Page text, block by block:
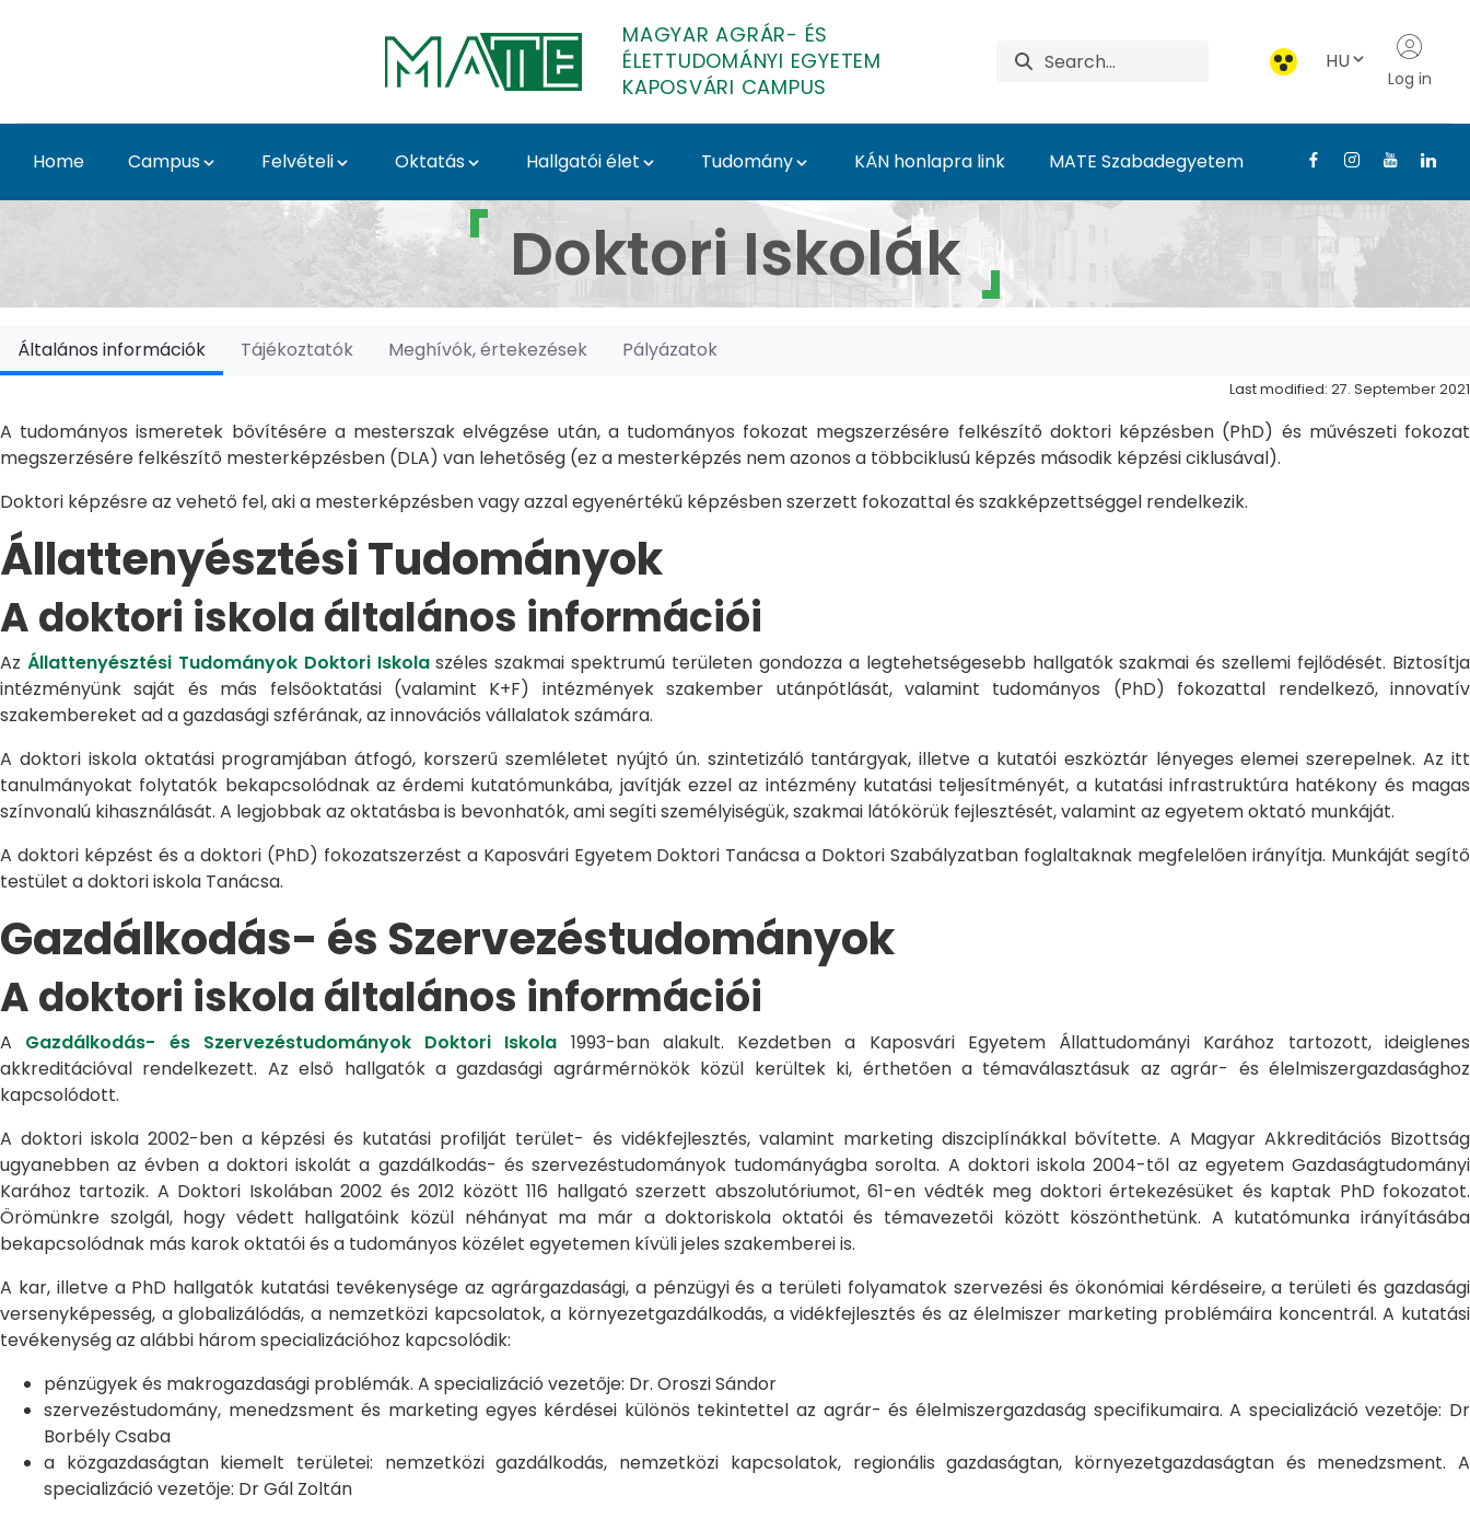
MAGYAR AGRÁR- ÉS
ÉLETTUDOMÁNYI EGYETEM
KAPOSVÁRI CAMPUS
HU
Log in
Home Campus Felvételi Oktatás Hallgatói élet Tudomány KÁN honlapra link MATE Szabadegyetem
Doktori Iskolák - Kaposvári Campus
Doktori Iskolák
Általános információk Tájékoztatók Meghívók, értekezések Pályázatok
Last modified: 27. September 2021
A tudományos ismeretek bővítésére a mesterszak elvégzése után, a tudományos fokozat megszerzésére felkészítő doktori képzésben (PhD) és művészeti fokozat
megszerzésére felkészítő mesterképzésben (DLA) van lehetőség (ez a mesterképzés nem azonos a többciklusú képzés második képzési ciklusával).
Doktori képzésre az vehető fel, aki a mesterképzésben vagy azzal egyenértékű képzésben szerzett fokozattal és szakképzettséggel rendelkezik.
Állattenyésztési Tudományok
A doktori iskola általános információi
Az Állattenyésztési Tudományok Doktori Iskolaszéles szakmai spektrumú területen gondozza a legtehetségesebb hallgatók szakmai és szellemi fejlődését. Biztosítja
intézményünk saját és más felsőoktatási (valamint K+F) intézmények szakember utánpótlását, valamint tudományos (PhD) fokozattal rendelkező, innovatív
szakembereket ad a gazdasági szférának, az innovációs vállalatok számára.
A doktori iskola oktatási programjában átfogó, korszerű szemléletet nyújtó ún. szintetizáló tantárgyak, illetve a kutatói eszköztár lényeges elemei szerepelnek. Az itt
tanulmányokat folytatók bekapcsolódnak az érdemi kutatómunkába, javítják ezzel az intézmény kutatási teljesítményét, a kutatási infrastruktúra hatékony és magas
színvonalú kihasználását. A legjobbak az oktatásba is bevonhatók, ami segíti személyiségük, szakmai látókörük fejlesztését, valamint az egyetem oktató munkáját.
A doktori képzést és a doktori (PhD) fokozatszerzést a Kaposvári Egyetem Doktori Tanácsa a Doktori Szabályzatban foglaltaknak megfelelően irányítja. Munkáját segítő
testület a doktori iskola Tanácsa.
Gazdálkodás- és Szervezéstudományok
A doktori iskola általános információi
A Gazdálkodás- és Szervezéstudományok Doktori Iskola 1993-ban alakult. Kezdetben a Kaposvári Egyetem Állattudományi Karához tartozott, ideiglenes
akkreditációval rendelkezett. Az első hallgatók a gazdasági agrármérnökök közül kerültek ki, érthetően a témaválasztásuk az agrár- és élelmiszergazdasághoz
kapcsolódott.
A doktori iskola 2002-ben a képzési és kutatási profilját terület- és vidékfejlesztés, valamint marketing diszciplínákkal bővítette. A Magyar Akkreditációs Bizottság
ugyanebben az évben a doktori iskolát a gazdálkodás- és szervezéstudományok tudományágba sorolta. A doktori iskola 2004-től az egyetem Gazdaságtudományi
Karához tartozik. A Doktori Iskolában 2002 és 2012 között 116 hallgató szerzett abszolutóriumot, 61-en védték meg doktori értekezésüket és kaptak PhD fokozatot.
Örömünkre szolgál, hogy védett hallgatóink közül néhányat ma már a doktoriskola oktatói és témavezetői között köszönthetünk. A kutatómunka irányításába
bekapcsolódnak más karok oktatói és a tudományos közélet egyetemen kívüli jeles szakemberei is.
A kar, illetve a PhD hallgatók kutatási tevékenysége az agrárgazdasági, a pénzügyi és a területi folyamatok szervezési és ökonómiai kérdéseire, a területi és gazdasági
versenyképesség, a globalizálódás, a nemzetközi kapcsolatok, a környezetgazdálkodás, a vidékfejlesztés és az élelmiszer marketing problémáira koncentrál. A kutatási
tevékenység az alábbi három specializációhoz kapcsolódik:
pénzügyek és makrogazdasági problémák. A specializáció vezetője: Dr. Oroszi Sándor
szervezéstudomány, menedzsment és marketing egyes kérdései különös tekintettel az agrár- és élelmiszergazdaság specifikumaira. A specializáció vezetője: Dr
Borbély Csaba
a közgazdaságtan kiemelt területei: nemzetközi gazdálkodás, nemzetközi kapcsolatok, regionális gazdaságtan, környezetgazdaságtan és menedzsment. A
specializáció vezetője: Dr Gál Zoltán